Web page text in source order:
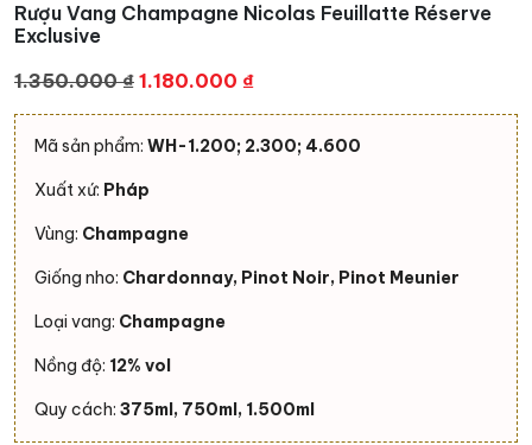
Rượu Vang Champagne Nicolas Feuillatte Réserve
Exclusive
1.350.000₫ Giá
gốc
là:
1.180.000 ₫Giá
hiện
tại
Mã sản phẩm: WH-1.200; 2.300; 4.600
Xuất xứ: Pháp
Vùng: Champagne
Giống nho: Chardonnay, Pinot Noir, Pinot Meunier
Loại vang: Champagne
Nồng độ: 12% vol
Quy cách: 375ml, 750ml, 1.500ml